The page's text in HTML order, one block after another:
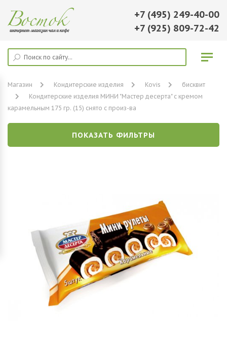
+7 (495) 249-40-00
+7 (925) 809-72-42
Магазин Кондитерские изделия Kovis
бисквит
Кондитерские изделия МИНИ "Мастер десерта" с кремом
карамельным 175 гр. (15) снято с произ-ва
ПОКАЗАТЬ ФИЛЬТРЫ